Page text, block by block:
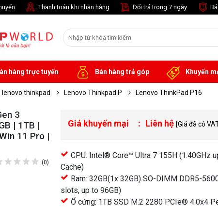
Thanh toán khi nhận hàng Đổi trả trong 7 ngày
hàng trực tuyến Bán hàng trả góp Khuyến
lenovo thinkpad Lenovo Thinkpad P Lenovo ThinkPad P16
3
| 1TB |
11 Pro |
(0)
Giá khuyến mại Liên hệ [Giá đã có
CPU: Intel® Core™ Ultra 7 155H (1.40GHz
Cache)
Ram: 32GB(1x 32GB) SO-DIMM DDR5-
slots, up to 96GB)
Ổ cứng: 1TB SSD M.2 2280 PCIe® 4.0x4